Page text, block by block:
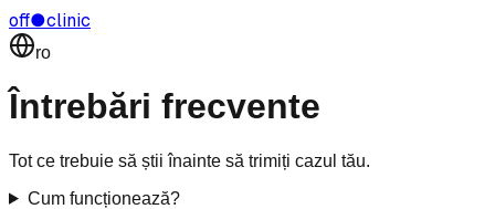
off●clinic
ro
Întrebări frecvente
Tot ce trebuie să știi înainte să trimiți cazul tău.
Cum funcționează?